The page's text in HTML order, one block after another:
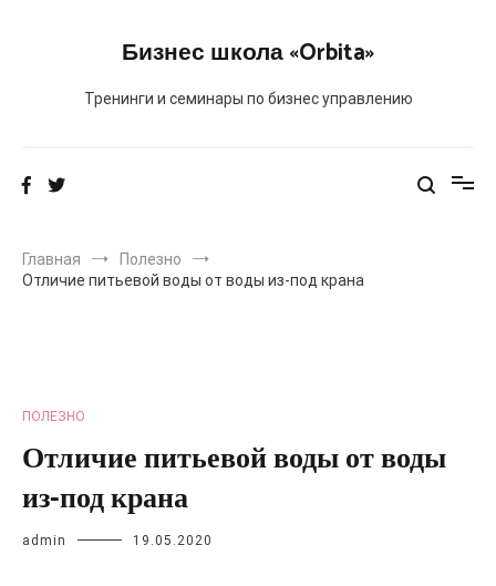
Бизнес школа «Orbita»
Тренинги и семинары по бизнес управлению
Главная
Полезно
Отличие питьевой воды от воды из-под крана
ПОЛЕЗНО
Отличие питьевой воды от воды
из-под крана
admin 19.05.2020